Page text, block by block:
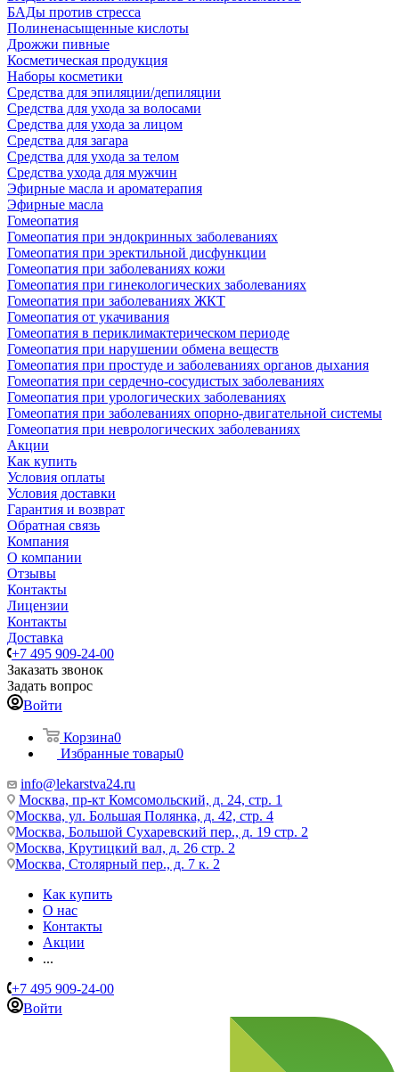
БАДы против стресса
Полиненасыщенные кислоты
Дрожжи пивные
Косметическая продукция
Наборы косметики
Средства для эпиляции/депиляции
Средства для ухода за волосами
Средства для ухода за лицом
Средства для загара
Средства для ухода за телом
Средства ухода для мужчин
Эфирные масла и ароматерапия
Эфирные масла
Гомеопатия
Гомеопатия при эндокринных заболеваниях
Гомеопатия при эректильной дисфункции
Гомеопатия при заболеваниях кожи
Гомеопатия при гинекологических заболеваниях
Гомеопатия при заболеваниях ЖКТ
Гомеопатия от укачивания
Гомеопатия в периклимактерическом периоде
Гомеопатия при нарушении обмена веществ
Гомеопатия при простуде и заболеваниях органов дыхания
Гомеопатия при сердечно-сосудистых заболеваниях
Гомеопатия при урологических заболеваниях
Гомеопатия при заболеваниях опорно-двигательной системы
Гомеопатия при неврологических заболеваниях
Акции
Как купить
Условия оплаты
Условия доставки
Гарантия и возврат
Обратная связь
Компания
О компании
Отзывы
Контакты
Лицензии
Контакты
Доставка
+7 495 909-24-00
Заказать звонок
Задать вопрос
Войти
Корзина0
Избранные товары0
info@lekarstva24.ru
Москва, пр-кт Комсомольский, д. 24, стр. 1
Москва, ул. Большая Полянка, д. 42, стр. 4
Москва, Большой Сухаревский пер., д. 19 стр. 2
Москва, Крутицкий вал, д. 26 стр. 2
Москва, Столярный пер., д. 7 к. 2
Как купить
О нас
Контакты
Акции
...
+7 495 909-24-00
Войти